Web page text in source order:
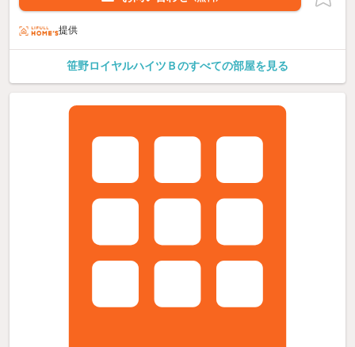
提供
笹野ロイヤルハイツＢのすべての部屋を見る